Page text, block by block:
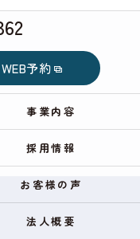
WEB予約
事業内容
採用情報
お客様の声
法人概要